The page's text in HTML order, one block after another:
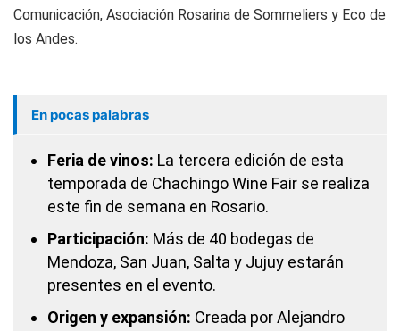
Comunicación, Asociación Rosarina de Sommeliers y Eco de
los Andes.
En pocas palabras
Feria de vinos: La tercera edición de esta
temporada de Chachingo Wine Fair se realiza
este fin de semana en Rosario.
Participación: Más de 40 bodegas de
Mendoza, San Juan, Salta y Jujuy estarán
presentes en el evento.
Origen y expansión: Creada por Alejandro